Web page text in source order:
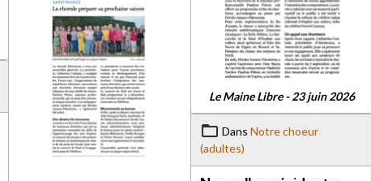
Le Maine Libre - 23 juin 2026
Dans Notre choeur
(adultes)